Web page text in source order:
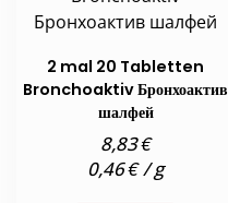
2 mal 20 Tabletten
Bronchoaktiv Бронхоактив
шалфей
8,83€
0,46€/g